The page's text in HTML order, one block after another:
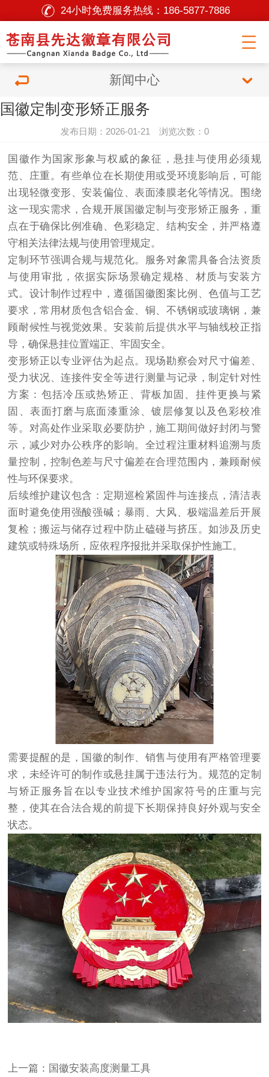
24小时免费服务热线： 186-5877-7886
新闻中心
国徽定制变形矫正服务
发布日期：2026-01-21 浏览次数：0
国徽作为国家形象与权威的象征，悬挂与使用必须规
范、庄重。有些单位在长期使用或受环境影响后，可能
出现轻微变形、安装偏位、表面漆膜老化等情况。围绕
这一现实需求，合规开展国徽定制与变形矫正服务，重
点在于确保比例准确、色彩稳定、结构安全，并严格遵
守相关法律法规与使用管理规定。
定制环节强调合规与规范化。服务对象需具备合法资质
与使用审批，依据实际场景确定规格、材质与安装方
式。设计制作过程中，遵循国徽图案比例、色值与工艺
要求，常用材质包含铝合金、铜、不锈钢或玻璃钢，兼
顾耐候性与视觉效果。安装前后提供水平与轴线校正指
导，确保悬挂位置端正、牢固安全。
变形矫正以专业评估为起点。现场勘察会对尺寸偏差、
受力状况、连接件安全等进行测量与记录，制定针对性
方案：包括冷压或热矫正、背板加固、挂件更换与紧
固、表面打磨与底面漆重涂、镀层修复以及色彩校准
等。对高处作业采取必要防护，施工期间做好封闭与警
示，减少对办公秩序的影响。全过程注重材料追溯与质
量控制，控制色差与尺寸偏差在合理范围内，兼顾耐候
性与环保要求。
后续维护建议包含：定期巡检紧固件与连接点，清洁表
面时避免使用强酸强碱；暴雨、大风、极端温差后开展
复检；搬运与储存过程中防止磕碰与挤压。如涉及历史
建筑或特殊场所，应依程序报批并采取保护性施工。
需要提醒的是，国徽的制作、销售与使用有严格管理要
求，未经许可的制作或悬挂属于违法行为。规范的定制
与矫正服务旨在以专业技术维护国家符号的庄重与完
整，使其在合法合规的前提下长期保持良好外观与安全
状态。
上一篇：国徽安装高度测量工具